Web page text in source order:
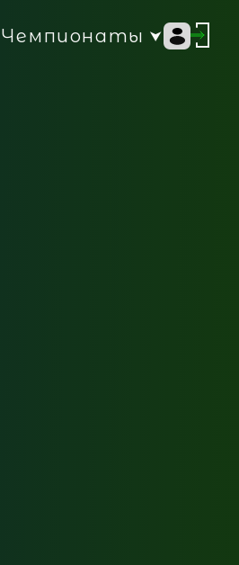
Чемпионаты